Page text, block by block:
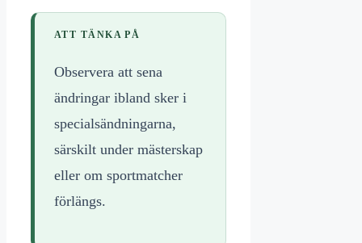
ATT TÄNKA PÅ
Observera att sena
ändringar ibland sker i
specialsändningarna,
särskilt under mästerskap
eller om sportmatcher
förlängs.